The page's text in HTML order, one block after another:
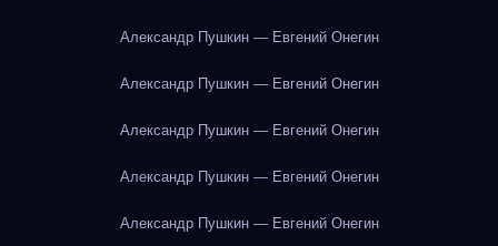
Александр Пушкин — Евгений Онегин
Александр Пушкин — Евгений Онегин
Александр Пушкин — Евгений Онегин
Александр Пушкин — Евгений Онегин
Александр Пушкин — Евгений Онегин